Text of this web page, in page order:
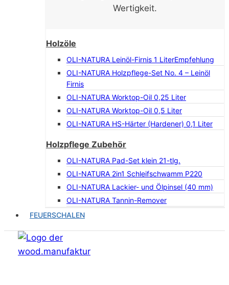
Wertigkeit.
Holzöle
OLI-NATURA Leinöl-Firnis 1 LiterEmpfehlung
OLI-NATURA Holzpflege-Set No. 4 – Leinöl
Firnis
OLI-NATURA Worktop-Oil 0,25 Liter
OLI-NATURA Worktop-Oil 0,5 Liter
OLI-NATURA HS-Härter (Hardener) 0,1 Liter
Holzpflege Zubehör
OLI-NATURA Pad-Set klein 21-tlg.
OLI-NATURA 2in1 Schleifschwamm P220
OLI-NATURA Lackier- und Ölpinsel (40 mm)
OLI-NATURA Tannin-Remover
FEUERSCHALEN